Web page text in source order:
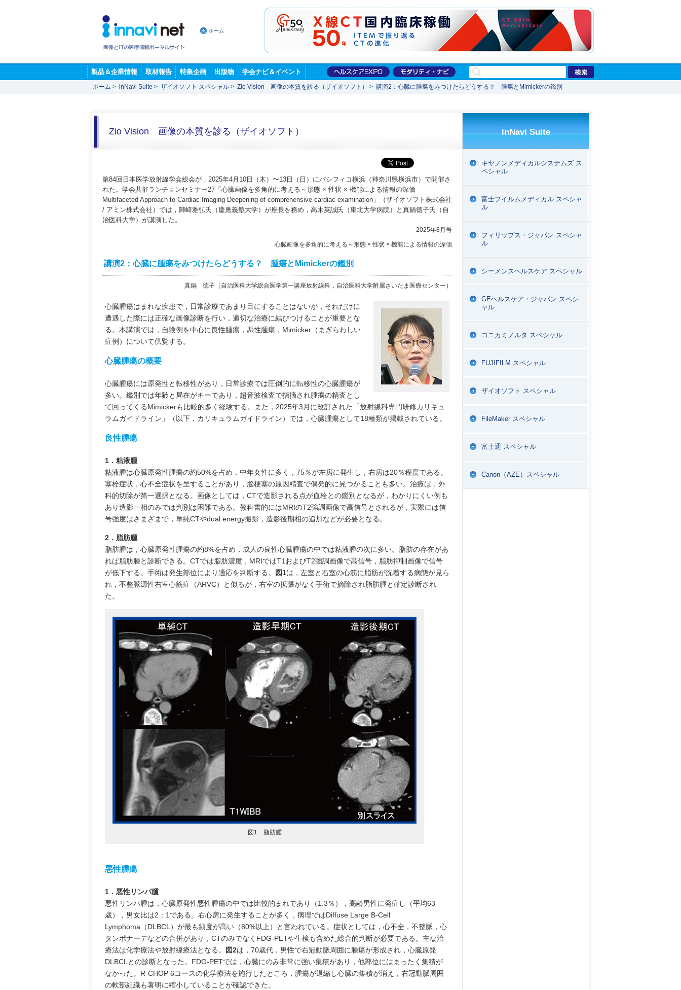
ホーム
製品＆企業情報 取材報告 特集企画 出版物 学会ナビ＆イベント
ホーム > inNavi Suite > ザイオソフト スペシャル > Zio Vision 画像の本質を診る（ザイオソフト） > 講演2：心臓に腫瘍をみつけたらどうする？ 腫瘍とMimickerの鑑別
Zio Vision 画像の本質を診る（ザイオソフト）
第84回日本医学放射線学会総会が，2025年4月10日（木）〜13日（日）にパシフィコ横浜（神奈川県横浜市）で開催さ
れた。学会共催ランチョンセミナー27「心臓画像を多角的に考える～形態 × 性状 × 機能による情報の深価
Multifaceted Approach to Cardiac Imaging Deepening of comprehensive cardiac examination」（ザイオソフト株式会社
/ アミン株式会社）では，陣崎雅弘氏（慶應義塾大学）が座長を務め，高木英誠氏（東北大学病院）と真鍋徳子氏（自
治医科大学）が講演した。
2025年8月号
心臓画像を多角的に考える～形態 × 性状 × 機能による情報の深価
講演2：心臓に腫瘍をみつけたらどうする？ 腫瘍とMimickerの鑑別
真鍋 徳子（自治医科大学総合医学第一講座放射線科，自治医科大学附属さいたま医療センター）
心臓腫瘍はまれな疾患で，日常診療であまり目にすることはないが，それだけに
遭遇した際には正確な画像診断を行い，適切な治療に結びつけることが重要とな
る。本講演では，自験例を中心に良性腫瘍，悪性腫瘍，Mimicker（まぎらわしい
症例）について供覧する。
心臓腫瘍の概要
心臓腫瘍には原発性と転移性があり，日常診療では圧倒的に転移性の心臓腫瘍が
多い。鑑別では年齢と局在がキーであり，超音波検査で指摘され腫瘍の精査とし
て回ってくるMimickerも比較的多く経験する。また，2025年3月に改訂された「放射線科専門研修カリキュ
ラムガイドライン」（以下，カリキュラムガイドライン）では，心臓腫瘍として18種類が掲載されている。
良性腫瘍
1．粘液腫
粘液腫は心臓原発性腫瘍の約50%を占め，中年女性に多く，75％が左房に発生し，右房は20％程度である。
塞栓症状，心不全症状を呈することがあり，脳梗塞の原因精査で偶発的に見つかることも多い。治療は，外
科的切除が第一選択となる。画像としては，CTで造影される点が血栓との鑑別となるが，わかりにくい例も
あり造影一相のみでは判別は困難である。教科書的にはMRIのT2強調画像で高信号とされるが，実際には信
号強度はさまざまで，単純CTやdual energy撮影，造影後期相の追加などが必要となる。
2．脂肪腫
脂肪腫は，心臓原発性腫瘍の約8%を占め，成人の良性心臓腫瘍の中では粘液腫の次に多い。脂肪の存在があ
れば脂肪腫と診断できる。CTでは脂肪濃度，MRIではT1およびT2強調画像で高信号，脂肪抑制画像で信号
が低下する。手術は発生部位により適応を判断する。
図1は，左室と右室の心筋に脂肪が沈着する病態が見ら
れ，不整脈源性右室心筋症（ARVC）と似るが，右室の拡張がなく手術で摘除され脂肪腫と確定診断され
た。
図1 脂肪腫
悪性腫瘍
1．悪性リンパ腫
悪性リンパ腫は，心臓原発性悪性腫瘍の中では比較的まれであり（1.3％），高齢男性に発症し（平均63
歳），男女比は2：1である。右心房に発生することが多く，病理ではDiffuse Large B-Cell
Lymphoma（DLBCL）が最も頻度が高い（80%以上）と言われている。症状としては，心不全，不整脈，心
タンポナーデなどの合併があり，CTのみでなくFDG-PETや生検も含めた総合的判断が必要である。主な治
療法は化学療法や放射線療法となる。
図2は，70歳代，男性で右冠動脈周囲に腫瘍が形成され，心臓原発
DLBCLとの診断となった。FDG-PETでは，心臓にのみ非常に強い集積があり，他部位にはまったく集積が
なかった。R-CHOP 6コースの化学療法を施行したところ，腫瘍が退縮し心臓の集積が消え，右冠動脈周囲
の軟部組織も著明に縮小していることが確認できた。
inNavi Suite
キヤノンメディカルシステムズ ス
ペシャル
富士フイルムメディカル スペシャ
ル
フィリップス・ジャパン スペシャ
ル
シーメンスヘルスケア スペシャル
GEヘルスケア・ジャパン スペシ
ャル
コニカミノルタ スペシャル
FUJIFILM スペシャル
ザイオソフト スペシャル
FileMaker スペシャル
富士通 スペシャル
Canon（AZE）スペシャル